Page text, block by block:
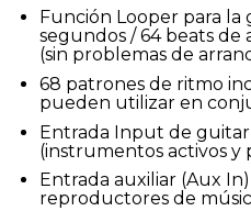
Función Looper para la
segundos / 64 beats de
(sin problemas de
68 patrones de ritmo
pueden utilizar en
Entrada Input de
(instrumentos activos y
Entrada auxiliar (Aux
reproductores de